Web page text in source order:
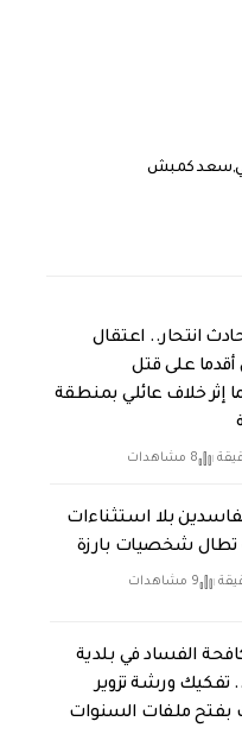
سعد كمبش
حادث انتحار.. اعتقال
على قتل
خلاف عائلي بمنطقة
8 مشاهدات
بلا استثناءات
تطال شخصيات بارزة
9 مشاهدات
الفساد في بلدية
تفكيك ورشة تزوير
بفتح ملفات السنوات